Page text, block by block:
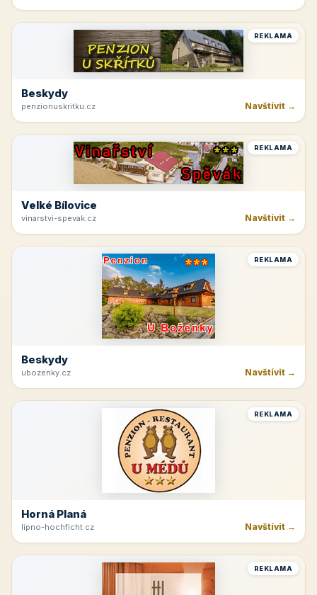
REKLAMA
Beskydy
penzionuskritku.cz Navštívit →
REKLAMA
Velké Bílovice
vinarstvi-spevak.cz Navštívit →
REKLAMA
Beskydy
ubozenky.cz Navštívit →
REKLAMA
Horná Planá
lipno-hochficht.cz Navštívit →
REKLAMA